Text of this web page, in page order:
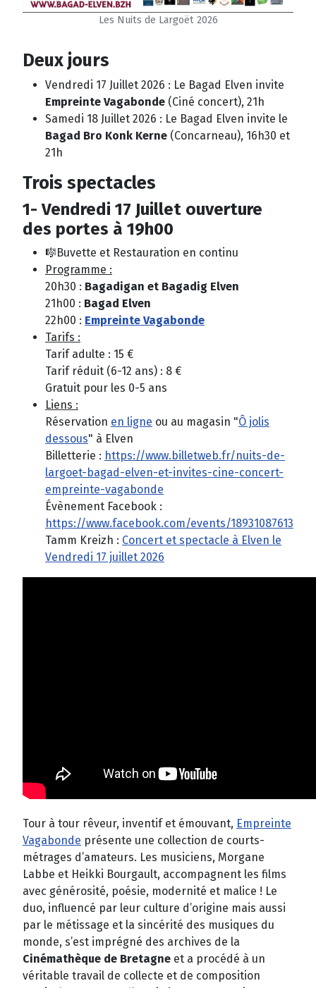
Les Nuits de Largoët 2026
Deux jours
Vendredi 17 Juillet 2026 : Le Bagad Elven invite
Empreinte Vagabonde (Ciné concert), 21h
Samedi 18 Juillet 2026 : Le Bagad Elven invite le
Bagad Bro Konk Kerne (Concarneau), 16h30 et
21h
Trois spectacles
1- Vendredi 17 Juillet ouverture
des portes à 19h00
🎼Buvette et Restauration en continu
Programme :
20h30 : Bagadigan et Bagadig Elven
21h00 : Bagad Elven
22h00 : Empreinte Vagabonde
Tarifs :
Tarif adulte : 15 €
Tarif réduit (6-12 ans) : 8 €
Gratuit pour les 0-5 ans
Liens :
Réservation en ligne ou au magasin "Ô jolis
dessous" à Elven
Billetterie : https://www.billetweb.fr/nuits-de-
largoet-bagad-elven-et-invites-cine-concert-
empreinte-vagabonde
Évènement Facebook :
https://www.facebook.com/events/
Tamm Kreizh : Concert et spectacle à Elven le
Vendredi 17 juillet 2026
Tour à tour rêveur, inventif et émouvant, Empreinte
Vagabonde présente une collection de courts-
métrages d’amateurs. Les musiciens, Morgane
Labbe et Heikki Bourgault, accompagnent les films
avec générosité, poésie, modernité et malice ! Le
duo, influencé par leur culture d’origine mais aussi
par le métissage et la sincérité des musiques du
monde, s’est imprégné des archives de la
Cinémathèque de Bretagne et a procédé à un
véritable travail de collecte et de composition